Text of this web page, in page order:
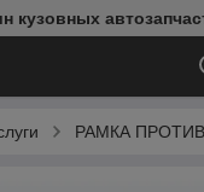
кузовных
РАМКА